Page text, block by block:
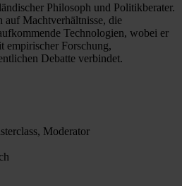
Philosoph und Politikberater.
auf Machtverhältnisse, die
Technologien, wobei er
empirischer Forschung,
Debatte verbindet.
Moderator